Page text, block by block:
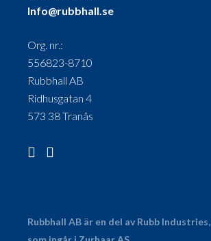
Info@rubbhall.se
Org. nr.:
556823-8710
Rubbhall AB
Ridhusgatan 4
573 38 Tranås
Rubbhall AB är en del av Rubb Industries,